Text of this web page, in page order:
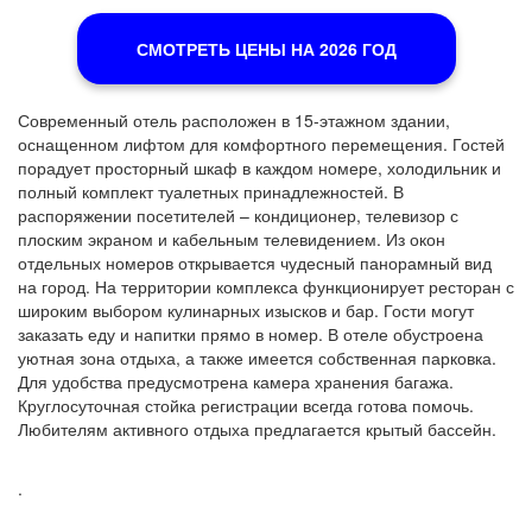
СМОТРЕТЬ ЦЕНЫ НА 2026 ГОД
Современный отель расположен в 15-этажном здании,
оснащенном лифтом для комфортного перемещения. Гостей
порадует просторный шкаф в каждом номере, холодильник и
полный комплект туалетных принадлежностей. В
распоряжении посетителей – кондиционер, телевизор с
плоским экраном и кабельным телевидением. Из окон
отдельных номеров открывается чудесный панорамный вид
на город. На территории комплекса функционирует ресторан с
широким выбором кулинарных изысков и бар. Гости могут
заказать еду и напитки прямо в номер. В отеле обустроена
уютная зона отдыха, а также имеется собственная парковка.
Для удобства предусмотрена камера хранения багажа.
Круглосуточная стойка регистрации всегда готова помочь.
Любителям активного отдыха предлагается крытый бассейн.
.